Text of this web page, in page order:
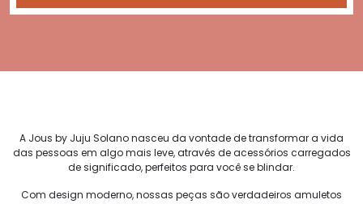
A Jous by Juju Solano nasceu da vontade de transformar a vida
das pessoas em algo mais leve, através de acessórios carregados
de significado, perfeitos para você se blindar.
Com design moderno, nossas peças são verdadeiros amuletos